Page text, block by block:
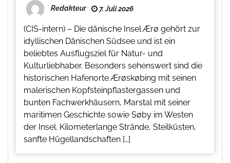
Redakteur 7. Juli 2026
(CIS-intern) – Die dänische Insel Ærø gehört zur
idyllischen Dänischen Südsee und ist ein
beliebtes Ausflugsziel für Natur- und
Kulturliebhaber. Besonders sehenswert sind die
historischen Hafenorte Ærøskøbing mit seinen
malerischen Kopfsteinpflastergassen und
bunten Fachwerkhäusern, Marstal mit seiner
maritimen Geschichte sowie Søby im Westen
der Insel. Kilometerlange Strände, Steilküsten,
sanfte Hügellandschaften […]